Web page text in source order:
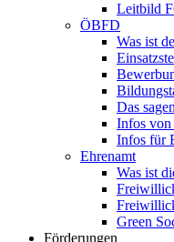
Leitbild
ÖBFD
Was ist
Das
Infos
Infos für
Ehrenamt
Was ist
Green
Förderungen